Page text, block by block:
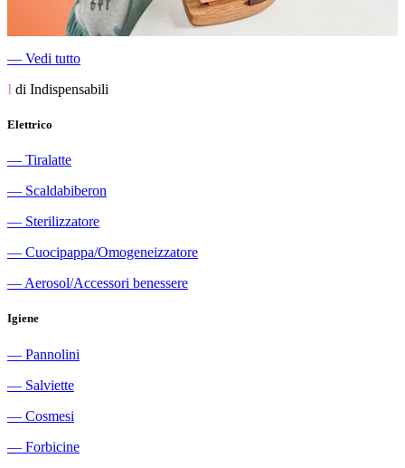
― Vedi tutto
I di Indispensabili
Elettrico
― Tiralatte
― Scaldabiberon
― Sterilizzatore
― Cuocipappa/Omogeneizzatore
― Aerosol/Accessori benessere
Igiene
― Pannolini
― Salviette
― Cosmesi
― Forbicine